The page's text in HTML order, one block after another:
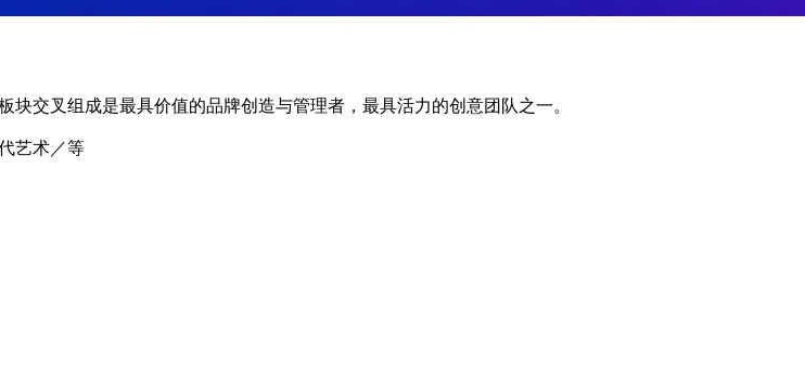
块交叉组成是最具价值的品牌创造与管理者，最具活力的创意团队之一。
艺术／等